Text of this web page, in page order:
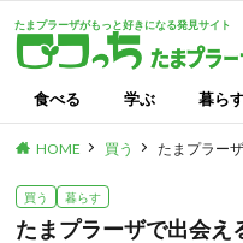
たまプラーザがもっと好きになる発見サイト
食べる 学ぶ 暮ら
HOME 買う たまプラー
買う 暮らす
たまプラーザで出会え